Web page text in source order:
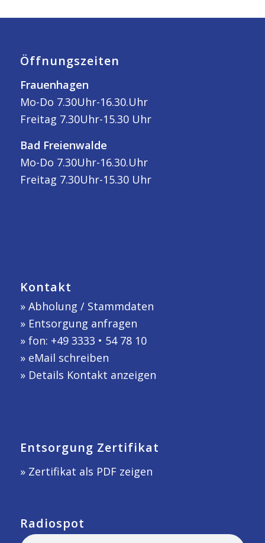
Öffnungszeiten
Frauenhagen
Mo-Do 7.30Uhr-16.30.Uhr
Freitag 7.30Uhr-15.30 Uhr
Bad Freienwalde
Mo-Do 7.30Uhr-16.30.Uhr
Freitag 7.30Uhr-15.30 Uhr
Kontakt
» Abholung / Stammdaten
» Entsorgung anfragen
» fon: +49 3333 • 54 78 10
» eMail schreiben
» Details Kontakt anzeigen
Entsorgung Zertifikat
» Zertifikat als PDF zeigen
Radiospot